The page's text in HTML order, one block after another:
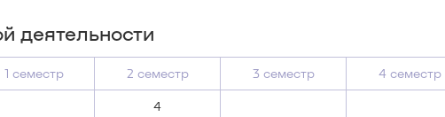
деятельности
1 семестр 2 семестр 3 семестр 4 семестр
4